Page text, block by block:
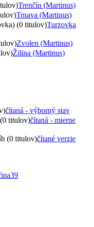
Trenčín (Martinus)
Trnava (Martinus)
(0 titulov)Turzovka
Zvolen (Martinus)
Žilina (Martinus)
čítaná - výborný stav
titulov)čítaná - mierne
(0 titulov)čítané verzie
39